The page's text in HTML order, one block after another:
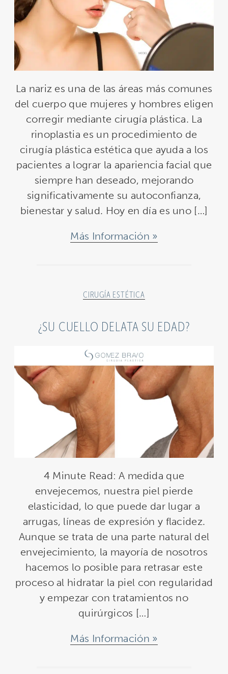
La nariz es una de las áreas más comunes
del cuerpo que mujeres y hombres eligen
corregir mediante cirugía plástica. La
rinoplastia es un procedimiento de
cirugía plástica estética que ayuda a los
pacientes a lograr la apariencia facial que
siempre han deseado, mejorando
significativamente su autoconfianza,
bienestar y salud. Hoy en día es uno […]
Más Información
CIRUGÍA ESTÉTICA
¿SU CUELLO DELATA SU EDAD?
4 Minute Read: A medida que
envejecemos, nuestra piel pierde
elasticidad, lo que puede dar lugar a
arrugas, líneas de expresión y flacidez.
Aunque se trata de una parte natural del
envejecimiento, la mayoría de nosotros
hacemos lo posible para retrasar este
proceso al hidratar la piel con regularidad
y empezar con tratamientos no
quirúrgicos […]
Más Información